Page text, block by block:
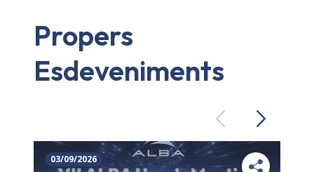
Propers
Esdeveniments
PreviousNext
03/09/2026